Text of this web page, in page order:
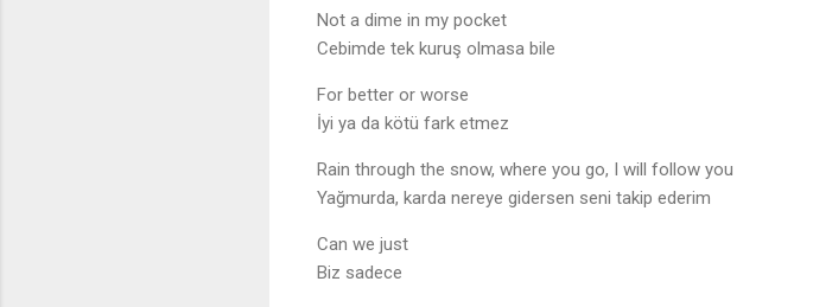
Not a dime in my pocket
Cebimde tek kuruş olmasa bile
For better or worse
İyi ya da kötü fark etmez
Rain through the snow, where you go, I will follow you
Yağmurda, karda nereye gidersen seni takip ederim
Can we just
Biz sadece